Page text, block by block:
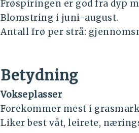
Frøspiringen er god fra dyp
Blomstring i juni-august.
Antall frø per strå:
Betydning
Vokseplasser
Forekommer mest i
Liker best våt, leirete,